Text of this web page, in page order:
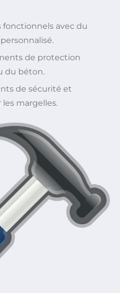
fonctionnels avec du
de protection
du béton.
de sécurité et
margelles.